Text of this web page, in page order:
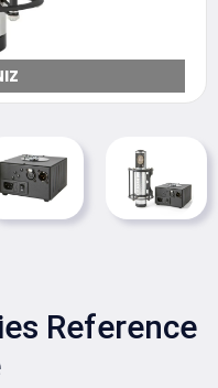
Reference